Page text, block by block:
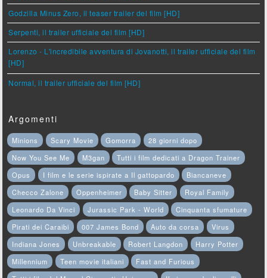
Godzilla Minus Zero, il teaser trailer del film [HD]
Serpenti, il trailer ufficiale del film [HD]
Lorenzo - L'incredibile avventura di Jovanotti, il trailer ufficiale del film
[HD]
Normal, il trailer ufficiale del film [HD]
Argomenti
Minions Scary Movie Gomorra
28 giorni dopo
Now You See Me
M3gan
Tutti i film dedicati a Dragon Trainer
Opus
I film e le serie ispirate a Il gattopardo
Biancaneve
Checco Zalone
Oppenheimer Baby Sitter
Royal Family
Leonardo Da Vinci
Jurassic Park - World
Cinquanta sfumature
Pirati dei Caraibi
007 James Bond Auto da corsa
Virus
Indiana Jones
Unbreakable Robert Langdon
Harry Potter
Millennium
Teen movie italiani
Fast and Furious